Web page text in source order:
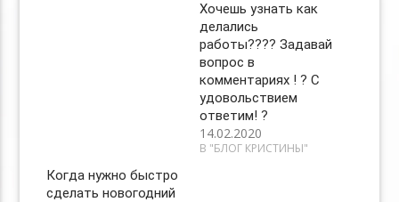
Хочешь узнать как
делались
работы???‍? Задавай
вопрос в
комментариях ! ? С
удовольствием
ответим! ?
14.02.2020
В "БЛОГ КРИСТИНЫ"
Когда нужно быстро
сделать новогодний